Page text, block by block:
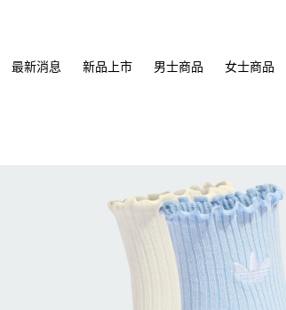
最新消息 新品上市 男士商品 女士商品